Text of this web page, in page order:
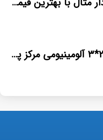
قیمت کابل۱۶+۲۵*۳ آلومینیومی مرکز پخش عمده